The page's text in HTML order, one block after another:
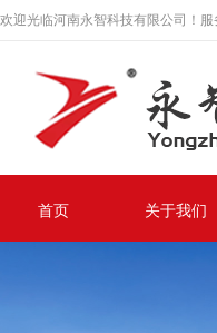
欢迎光临河南永智科技有限公司！服
首页 关于我们